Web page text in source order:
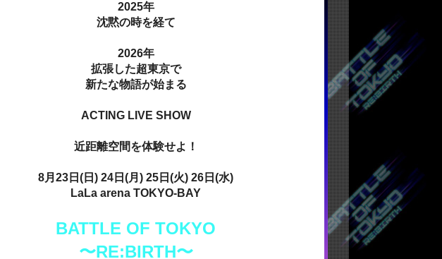
2025年
沈黙の時を経て
2026年
拡張した超東京で
新たな物語が始まる
ACTING LIVE SHOW
近距離空間を体験せよ！
8月23日(日) 24日(月) 25日(火) 26日(水)
LaLa arena TOKYO-BAY
BATTLE OF TOKYO
〜RE:BIRTH〜